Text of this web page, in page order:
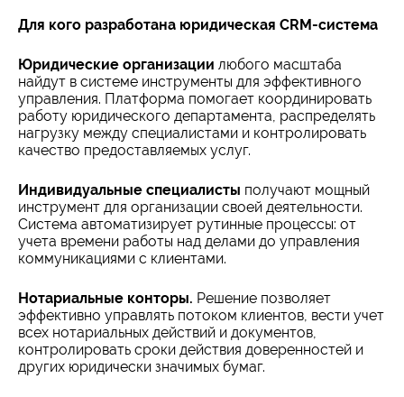
Для кого разработана юридическая CRM-система
Юридические организации любого масштаба
найдут в системе инструменты для эффективного
управления. Платформа помогает координировать
работу юридического департамента, распределять
нагрузку между специалистами и контролировать
качество предоставляемых услуг.
Индивидуальные специалисты получают мощный
инструмент для организации своей деятельности.
Система автоматизирует рутинные процессы: от
учета времени работы над делами до управления
коммуникациями с клиентами.
Нотариальные конторы. Решение позволяет
эффективно управлять потоком клиентов, вести учет
всех нотариальных действий и документов,
контролировать сроки действия доверенностей и
других юридически значимых бумаг.